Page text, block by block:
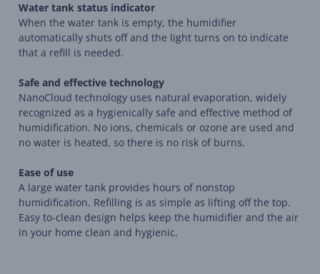
Water tank status indicator
When the water tank is empty, the humidifier
automatically shuts off and the light turns on to indicate
that a refill is needed.
Safe and effective technology
NanoCloud technology uses natural evaporation, widely
recognized as a hygienically safe and effective method of
humidification. No ions, chemicals or ozone are used and
no water is heated, so there is no risk of burns.
Ease of use
A large water tank provides hours of nonstop
humidification. Refilling is as simple as lifting off the top.
Easy to-clean design helps keep the humidifier and the air
in your home clean and hygienic.